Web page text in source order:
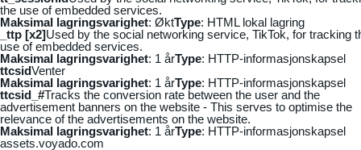
the use of embedded services.
Maksimal lagringsvarighet: ØktType: HTML lokal lagring
_ttp [x2]Used by the social networking service, TikTok, for tracking
use of embedded services.
Maksimal lagringsvarighet: 1 årType: HTTP-informasjonskapsel
ttcsidVenter
Maksimal lagringsvarighet: 1 årType: HTTP-informasjonskapsel
ttcsid_#Tracks the conversion rate between the user and the
advertisement banners on the website - This serves to optimise the
relevance of the advertisements on the website.
Maksimal lagringsvarighet: 1 årType: HTTP-informasjonskapsel
assets.voyado.com